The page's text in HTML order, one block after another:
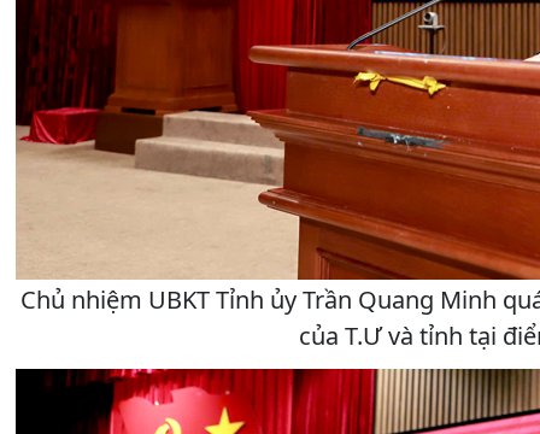
Chủ nhiệm UBKT Tỉnh ủy Trần Quang Minh
của T.Ư và tỉnh tại